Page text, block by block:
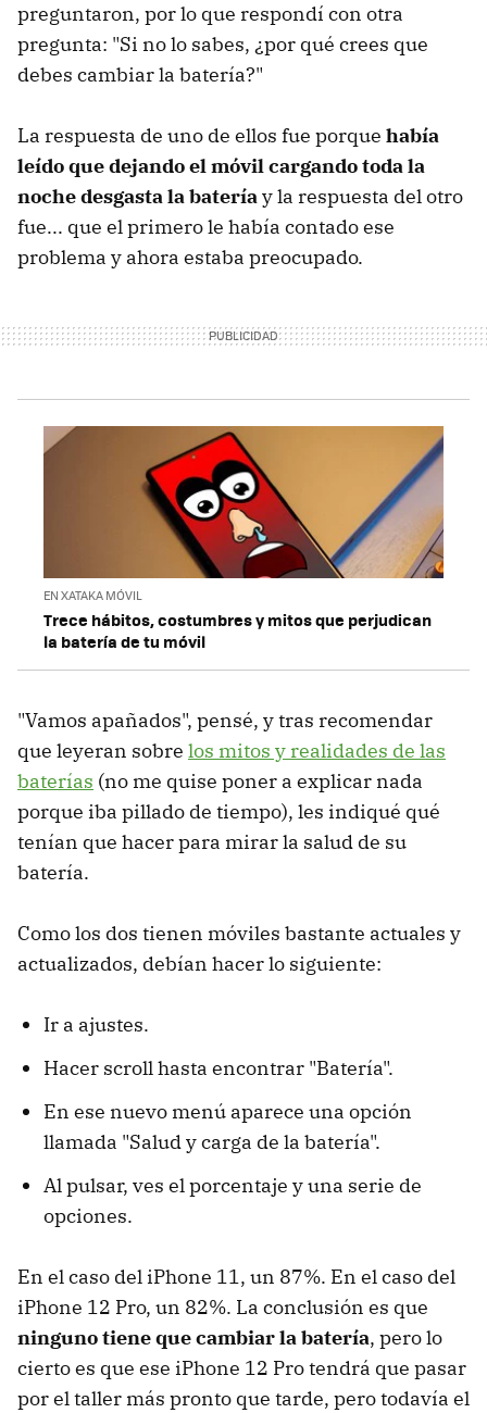
preguntaron, por lo que respondí con otra
pregunta: "Si no lo sabes, ¿por qué crees que
debes cambiar la batería?"
La respuesta de uno de ellos fue porque había
leído que dejando el móvil cargando toda la
noche desgasta la bateríay la respuesta del otro
fue... que el primero le había contado ese
problema y ahora estaba preocupado.
EN XATAKA MÓVIL
Trece hábitos, costumbres y mitos que perjudican
la batería de tu móvil
"Vamos apañados", pensé, y tras recomendar
que leyeran sobre los mitos y realidades de las
baterías (no me quise poner a explicar nada
porque iba pillado de tiempo), les indiqué qué
tenían que hacer para mirar la salud de su
batería.
Como los dos tienen móviles bastante actuales y
actualizados, debían hacer lo siguiente:
Ir a ajustes.
Hacer scroll hasta encontrar "Batería".
En ese nuevo menú aparece una opción
llamada "Salud y carga de la batería".
Al pulsar, ves el porcentaje y una serie de
opciones.
En el caso del iPhone 11, un 87%. En el caso del
iPhone 12 Pro, un 82%. La conclusión es que
ninguno tiene que cambiar la batería, pero lo
cierto es que ese iPhone 12 Pro tendrá que pasar
por el taller más pronto que tarde, pero todavía el